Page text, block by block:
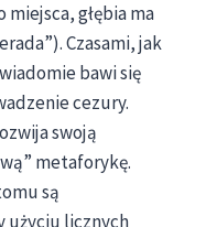
głębia ma
Czasami, jak
bawi się
cezury.
swoją
metaforykę.
są
użyciu licznych